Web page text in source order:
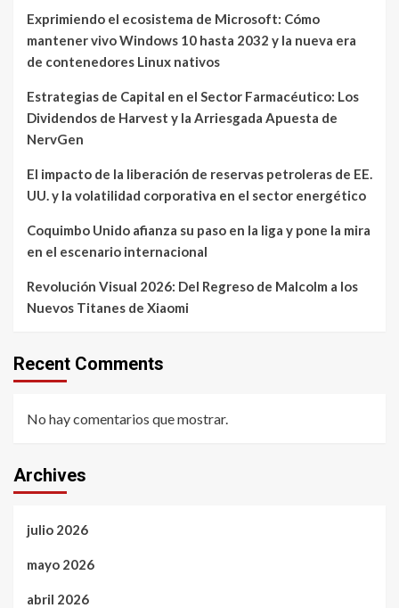
Exprimiendo el ecosistema de Microsoft: Cómo
mantener vivo Windows 10 hasta 2032 y la nueva era
de contenedores Linux nativos
Estrategias de Capital en el Sector Farmacéutico: Los
Dividendos de Harvest y la Arriesgada Apuesta de
NervGen
El impacto de la liberación de reservas petroleras de EE.
UU. y la volatilidad corporativa en el sector energético
Coquimbo Unido afianza su paso en la liga y pone la mira
en el escenario internacional
Revolución Visual 2026: Del Regreso de Malcolm a los
Nuevos Titanes de Xiaomi
Recent Comments
No hay comentarios que mostrar.
Archives
julio 2026
mayo 2026
abril 2026